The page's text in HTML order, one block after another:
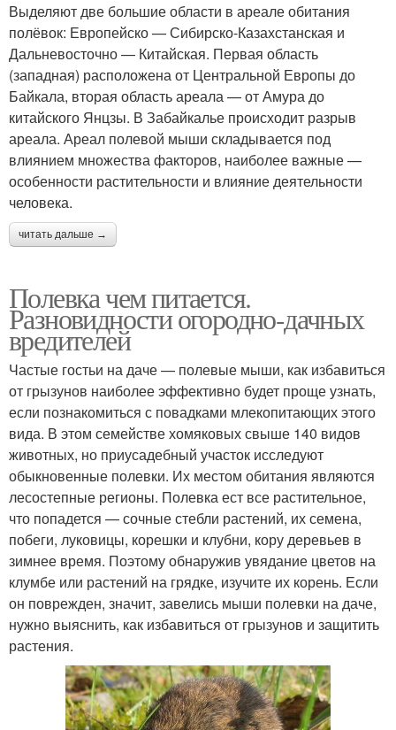
Выделяют две большие области в ареале обитания
полёвок: Европейско — Сибирско-Казахстанская и
Дальневосточно — Китайская. Первая область
(западная) расположена от Центральной Европы до
Байкала, вторая область ареала — от Амура до
китайского Янцзы. В Забайкалье происходит разрыв
ареала. Ареал полевой мыши складывается под
влиянием множества факторов, наиболее важные —
особенности растительности и влияние деятельности
человека.
читать дальше →
Полевка чем питается.
Разновидности огородно-дачных
вредителей
Частые гостьи на даче — полевые мыши, как избавиться
от грызунов наиболее эффективно будет проще узнать,
если познакомиться с повадками млекопитающих этого
вида. В этом семействе хомяковых свыше 140 видов
животных, но приусадебный участок исследуют
обыкновенные полевки. Их местом обитания являются
лесостепные регионы. Полевка ест все растительное,
что попадется — сочные стебли растений, их семена,
побеги, луковицы, корешки и клубни, кору деревьев в
зимнее время. Поэтому обнаружив увядание цветов на
клумбе или растений на грядке, изучите их корень. Если
он поврежден, значит, завелись мыши полевки на даче,
нужно выяснить, как избавиться от грызунов и защитить
растения.